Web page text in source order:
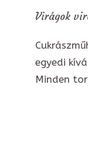
Virágok
egyedi
Minden